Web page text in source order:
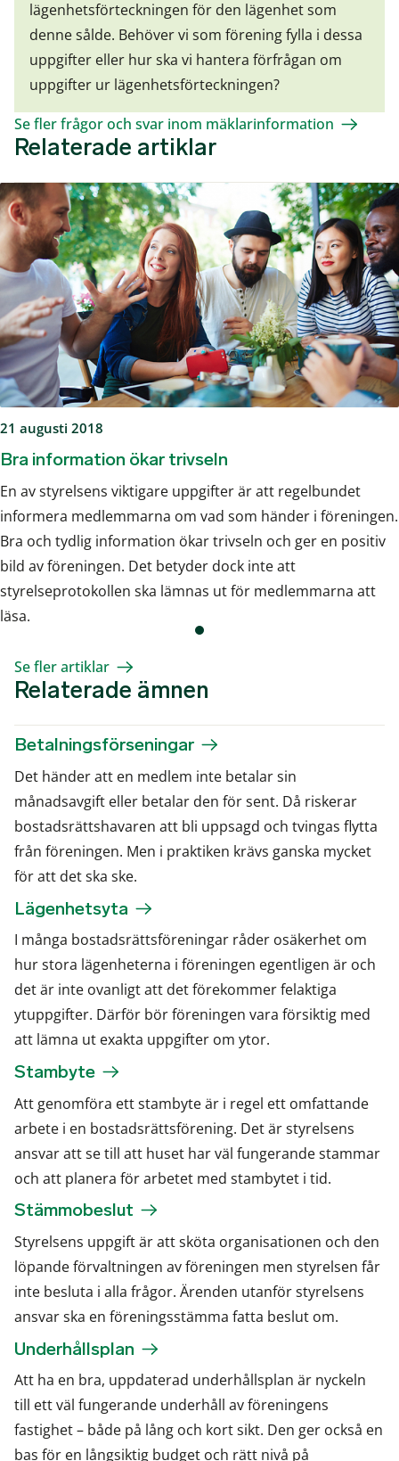
lägenhetsförteckningen för den lägenhet som
denne sålde. Behöver vi som förening fylla i dessa
uppgifter eller hur ska vi hantera förfrågan om
uppgifter ur lägenhetsförteckningen?
Se fler frågor och svar inom mäklarinformation
Relaterade artiklar
21 augusti 2018
Bra information ökar trivseln
En av styrelsens viktigare uppgifter är att regelbundet
informera medlemmarna om vad som händer i föreningen.
Bra och tydlig information ökar trivseln och ger en positiv
bild av föreningen. Det betyder dock inte att
styrelseprotokollen ska lämnas ut för medlemmarna att
läsa.
Se fler artiklar
Relaterade ämnen
Betalningsförseningar
Det händer att en medlem inte betalar sin
månadsavgift eller betalar den för sent. Då riskerar
bostadsrättshavaren att bli uppsagd och tvingas flytta
från föreningen. Men i praktiken krävs ganska mycket
för att det ska ske.
Lägenhetsyta
I många bostadsrättsföreningar råder osäkerhet om
hur stora lägenheterna i föreningen egentligen är och
det är inte ovanligt att det förekommer felaktiga
ytuppgifter. Därför bör föreningen vara försiktig med
att lämna ut exakta uppgifter om ytor.
Stambyte
Att genomföra ett stambyte är i regel ett omfattande
arbete i en bostadsrättsförening. Det är styrelsens
ansvar att se till att huset har väl fungerande stammar
och att planera för arbetet med stambytet i tid.
Stämmobeslut
Styrelsens uppgift är att sköta organisationen och den
löpande förvaltningen av föreningen men styrelsen får
inte besluta i alla frågor. Ärenden utanför styrelsens
ansvar ska en föreningsstämma fatta beslut om.
Underhållsplan
Att ha en bra, uppdaterad underhållsplan är nyckeln
till ett väl fungerande underhåll av föreningens
fastighet – både på lång och kort sikt. Den ger också en
bas för en långsiktig budget och rätt nivå på